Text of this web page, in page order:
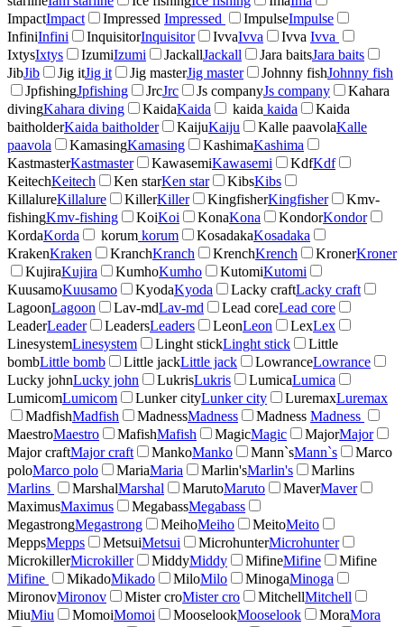
ImpactImpact Impressed Impressed ImpulseImpulse
InfiniInfini InquisitorInquisitor IvvaIvva Ivva Ivva
IxtysIxtys IzumiIzumi JackallJackall Jara baitsJara baits
JibJib Jig itJig it Jig masterJig master Johnny fishJohnny fish
JpfishingJpfishing JrcJrc Js companyJs company
Kahara
divingKahara diving KaidaKaida kaida kaida
Kaida
baitholderKaida baitholder KaijuKaiju Kalle paavolaKalle
paavola
KamasingKamasing KashimaKashima
KastmasterKastmaster KawasemiKawasemi KdfKdf
KeitechKeitech Ken starKen star KibsKibs
KillalureKillalure KillerKiller KingfisherKingfisher
Kmv-
fishingKmv-fishing KoiKoi KonaKona KondorKondor
KordaKorda korum korum KosadakaKosadaka
KrakenKraken KranchKranch KrenchKrench KronerKroner
KujiraKujira KumhoKumho KutomiKutomi
KuusamoKuusamo KyodaKyoda Lacky craftLacky craft
LagoonLagoon Lav-mdLav-md Lead coreLead core
LeaderLeader LeadersLeaders LeonLeon LexLex
LinesystemLinesystem Linght stickLinght stick
Little
bombLittle bomb Little jackLittle jack LowranceLowrance
Lucky johnLucky john LukrisLukris LumicaLumica
LumicomLumicom Lunker cityLunker city LuremaxLuremax
MadfishMadfish MadnessMadness Madness Madness
MaestroMaestro MafishMafish MagicMagic MajorMajor
Major craftMajor craft MankoManko Mann`sMann`s
Marco
poloMarco polo MariaMaria Marlin'sMarlin's
Marlins
Marlins
MarshalMarshal MarutoMaruto MaverMaver
MaximusMaximus MegabassMegabass
MegastrongMegastrong MeihoMeiho MeitoMeito
MeppsMepps MetsuiMetsui MicrohunterMicrohunter
MicrokillerMicrokiller MiddyMiddy MifineMifine
Mifine
Mifine
MikadoMikado MiloMilo MinogaMinoga
MironovMironov Mister croMister cro MitchellMitchell
MiuMiu MomoiMomoi MooselookMooselook MoraMora